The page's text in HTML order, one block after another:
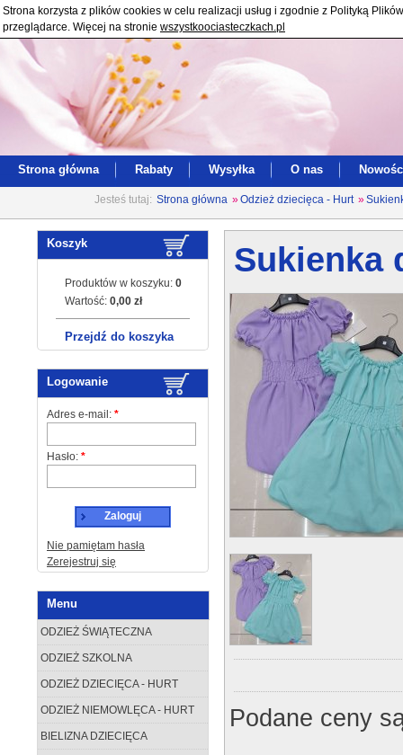
Strona korzysta z plików cookies w celu realizacji usług i zgodnie z Polityką
przeglądarce. Więcej na stronie wszystkoociasteczkach.pl
Strona główna Rabaty Wysyłka O nas
Jesteś tutaj: Strona główna »Odzież dziecięca - Hurt »
Koszyk
Produktów w koszyku: 0
Wartość: 0,00 zł
Przejdź do koszyka
Logowanie
Adres e-mail: *
Hasło: *
Zaloguj
Nie pamiętam hasła
Zerejestruj się
Menu
ODZIEŻ ŚWIĄTECZNA
ODZIEŻ SZKOLNA
ODZIEŻ DZIECIĘCA - HURT
ODZIEŻ NIEMOWLĘCA - HURT
BIELIZNA DZIECIĘCA
Sukienka
Podane ceny